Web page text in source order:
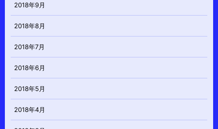
2018年9月
2018年8月
2018年7月
2018年6月
2018年5月
2018年4月